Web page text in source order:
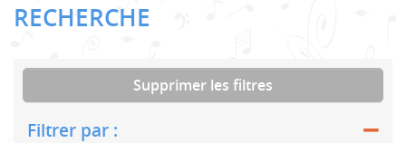
RECHERCHE
Supprimer les filtres
Filtrer par :